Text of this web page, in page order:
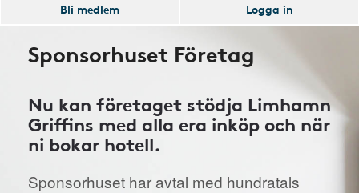
Bli medlem
Logga in
Sponsorhuset Företag
Nu kan företaget stödja Limhamn
Griffins med alla era inköp och när
ni bokar hotell.
Sponsorhuset har avtal med hundratals